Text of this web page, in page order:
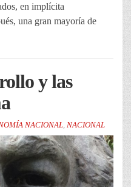
en implícita
una gran mayoría de
y las
NACIONAL NACIONAL